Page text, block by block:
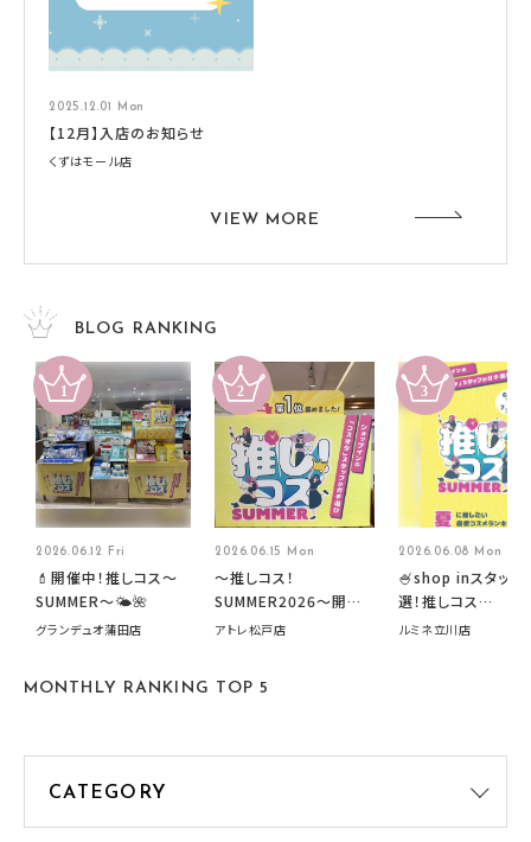
2025.12.01 Mon
【12月】入店のお知らせ
くずはモール店
VIEW MORE
BLOG RANKING
2026.06.12 Fri
💄開催中！推しコス〜
SUMMER〜🌤️🌺
グランデュオ蒲田店
2026.06.15 Mon
～推しコス！
SUMMER2026～開催
中です！
アトレ松戸店
2026.06.08 Mon
🍧shop inスタッフ
選！推しコス
summer2026開催
ルミネ立川店
MONTHLY RANKING TOP 5